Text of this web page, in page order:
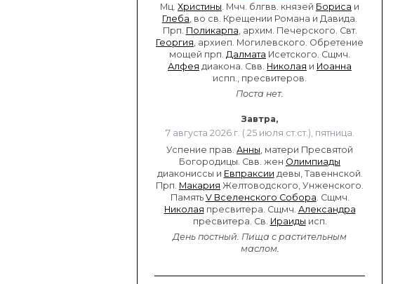
Мц. Христины . Мчч. блгвв. князей Бориса и
Глеба , во св. Крещении Романа и Давида.
Прп. Поликарпа , архим. Печерского. Свт.
Георгия , архиеп. Могилевского. Обретение
мощей прп. Далмата Исетского. Сщмч.
Алфея диакона. Свв. Николая и Иоанна
испп., пресвитеров.
Поста нет.
Завтра,
7 августа 2026 г. ( 25 июля ст.ст.), пятница.
Успение прав. Анны , матери Пресвятой
Богородицы. Свв. жен Олимпиады
диакониссы и Евпраксии девы, Тавеннской.
Прп. Макария Желтоводского, Унженского.
Память V Вселенского Собора . Сщмч.
Николая пресвитера. Сщмч. Александра
пресвитера. Св. Ираиды исп.
День постный. Пища с растительным
маслом.